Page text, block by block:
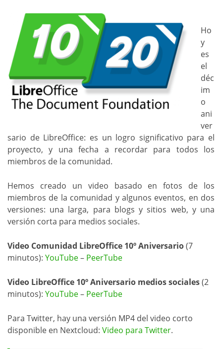
Ho
y
es
el
déc
im
o
ani
ver
sario de LibreOffice: es un logro significativo para el
proyecto, y una fecha a recordar para todos los
miembros de la comunidad.
Hemos creado un video basado en fotos de los
miembros de la comunidad y algunos eventos, en dos
versiones: una larga, para blogs y sitios web, y una
versión corta para medios sociales.
Video Comunidad LibreOffice 10º Aniversario(7
minutos): YouTube– PeerTube
Video LibreOffice 10º Aniversario medios sociales(2
minutos): YouTube– PeerTube
Para Twitter, hay una versión MP4 del video corto
disponible en Nextcloud: Video para Twitter.